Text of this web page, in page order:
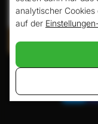
analytischer
auf der